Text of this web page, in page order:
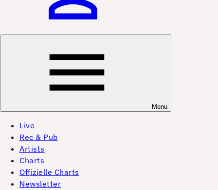
Menu
Live
Rec & Pub
Artists
Charts
Offizielle Charts
Newsletter